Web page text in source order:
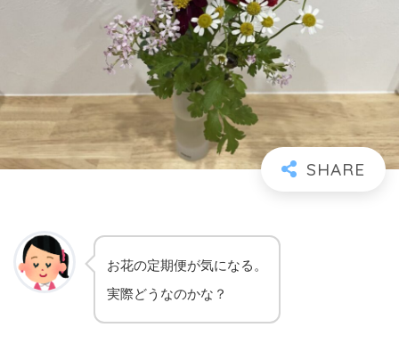
お花の定期便が気になる。
実際どうなのかな？